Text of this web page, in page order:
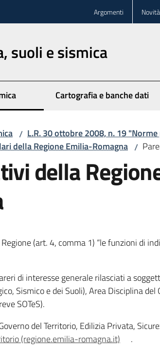
Argomenti Novità
suoli e sismica
Cartografia e banche dati
/ L.R. 30 ottobre 2008, n. 19
della Regione Emilia-Romagna /
della
(art. 4, comma 1) “le funzioni di
di interesse generale rilasciati a
Sismico e dei Suoli), Area Disciplina
SOTeS).
del Territorio, Edilizia Privata,
(regione.emilia-romagna.it) .